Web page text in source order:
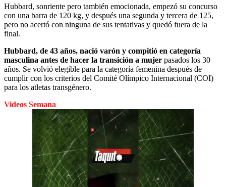
Hubbard, sonriente pero también emocionada, empezó su concurso
con una barra de 120 kg, y después una segunda y tercera de 125,
pero no acertó con ninguna de sus tentativas y quedó fuera de la
final.
Hubbard, de 43 años, nació varón y compitió en categoría
masculina antes de hacer la transición a mujer pasados los 30
años. Se volvió elegible para la categoría femenina después de
cumplir con los criterios del Comité Olímpico Internacional (COI)
para los atletas transgénero.
Videos Semana